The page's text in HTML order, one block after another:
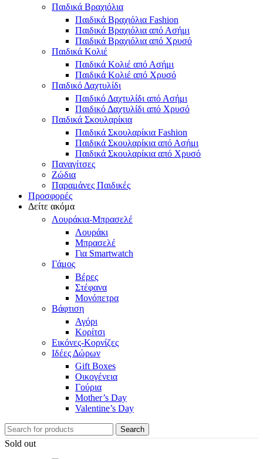
Παιδικά Βραχιόλια
Παιδικά Βραχιόλια Fashion
Παιδικά Βραχιόλια από Ασήμι
Παιδικά Βραχιόλια από Χρυσό
Παιδικά Κολιέ
Παιδικά Κολιέ από Ασήμι
Παιδικά Κολιέ από Χρυσό
Παιδικό Δαχτυλίδι
Παιδικό Δαχτυλίδι από Ασήμι
Παιδικό Δαχτυλίδι από Χρυσό
Παιδικά Σκουλαρίκια
Παιδικά Σκουλαρίκια Fashion
Παιδικά Σκουλαρίκια από Ασήμι
Παιδικά Σκουλαρίκια από Χρυσό
Παναγίτσες
Ζώδια
Παραμάνες Παιδικές
Προσφορές
Δείτε ακόμα
Λουράκια-Μπρασελέ
Λουράκι
Μπρασελέ
Για Smartwatch
Γάμος
Βέρες
Στέφανα
Μονόπετρα
Βάφτιση
Αγόρι
Κορίτσι
Εικόνες-Κορνίζες
Ιδέες Δώρων
Gift Boxes
Οικογένεια
Γούρια
Mother’s Day
Valentine’s Day
Search
Sold out